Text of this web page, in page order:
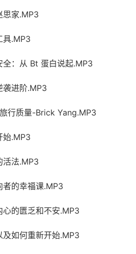
思家.MP3
具.MP3
：从 Bt 蛋白说起.MP3
袭进阶.MP3
行质量-Brick Yang.MP3
始.MP3
活法.MP3
的幸福课.MP3
的匮乏和不安.MP3
如何重新开始.MP3